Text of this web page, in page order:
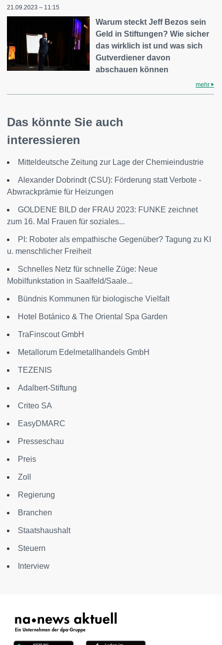
21.09.2023 – 11:15
Warum steckt Jeff Bezos sein
Geld in Stiftungen? Wie sicher
das wirklich ist und was sich
Gutverdiener davon
abschauen können
mehr
Das könnte Sie auch
interessieren
Mitteldeutsche Zeitung zur Lage der Chemieindustrie
Alexander Dobrindt (CSU): Förderung statt Verbote -
Abwrackprämie für Heizungen
GOLDENE BILD der FRAU 2023: FUNKE zeichnet
zum 16. Mal Frauen für soziales...
PI: Roboter als empathische Gegenüber? Tagung zu KI
u. menschlicher Freiheit
Schnelles Netz für schnelle Züge: Neue
Mobilfunkstation in Saalfeld/Saale...
Bündnis Kommunen für biologische Vielfalt
Hotel Botánico & The Oriental Spa Garden
TraFinscout GmbH
Metallorum Edelmetallhandels GmbH
TEZENIS
Adalbert-Stiftung
Criteo SA
EasyDMARC
Presseschau
Preis
Zoll
Regierung
Branchen
Staatshaushalt
Steuern
Interview